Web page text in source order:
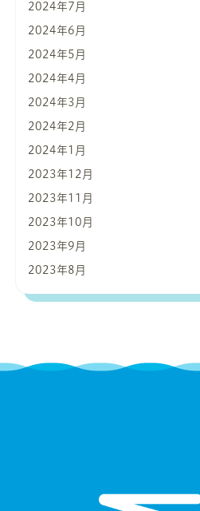
2024年7月
2024年6月
2024年5月
2024年4月
2024年3月
2024年2月
2024年1月
2023年12月
2023年11月
2023年10月
2023年9月
2023年8月